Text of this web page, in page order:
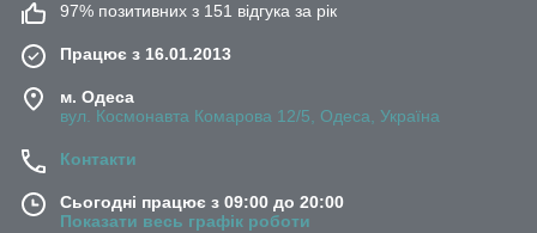
97% позитивних з 151 відгука за рік
Працює з 16.01.2013
м. Одеса
вул. Космонавта Комарова 12/5, Одеса, Україна
Контакти
Сьогодні працює з 09:00 до 20:00
Показати весь графік роботи